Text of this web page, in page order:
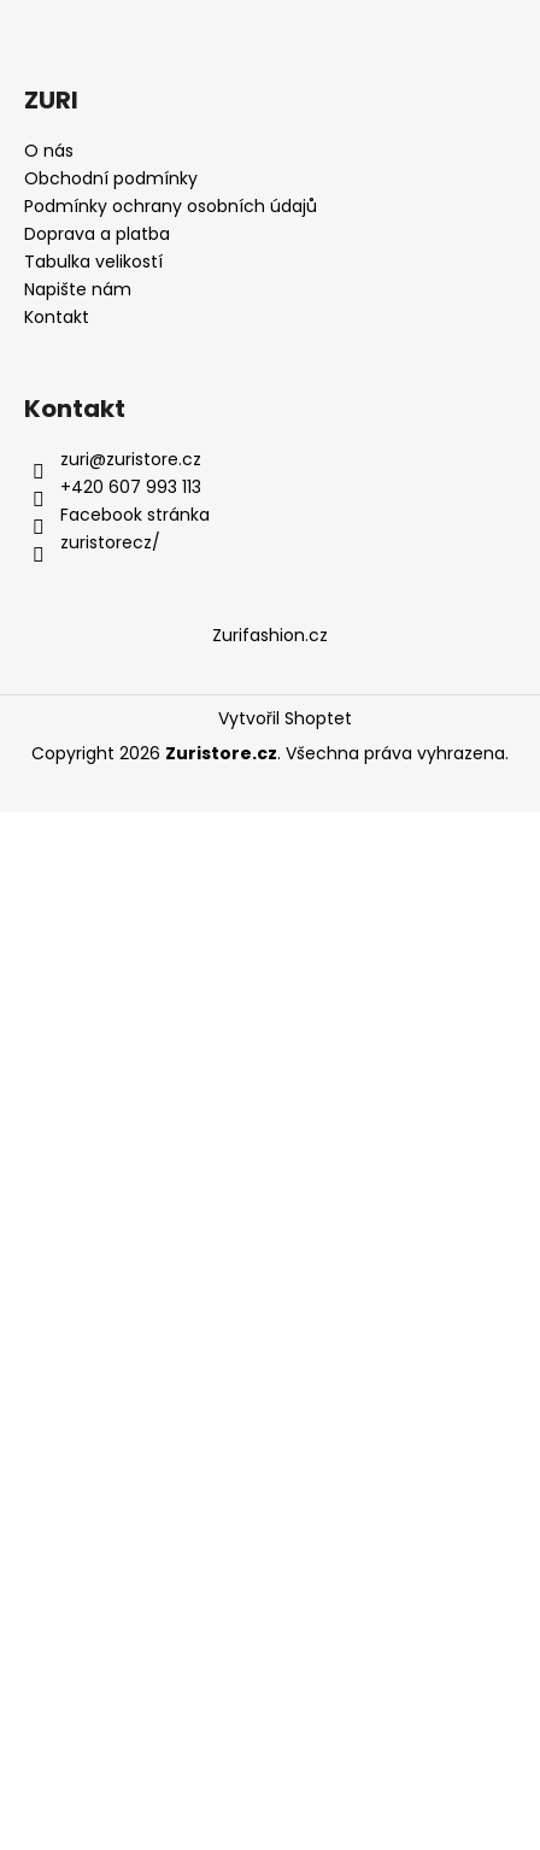
ZURI
O nás
Obchodní podmínky
Podmínky ochrany osobních údajů
Doprava a platba
Tabulka velikostí
Napište nám
Kontakt
Kontakt
zuri@zuristore.cz
+420 607 993 113
Facebook stránka
zuristorecz/
Zurifashion.cz
Vytvořil Shoptet
Copyright 2026 Zuristore.cz. Všechna práva vyhrazena.